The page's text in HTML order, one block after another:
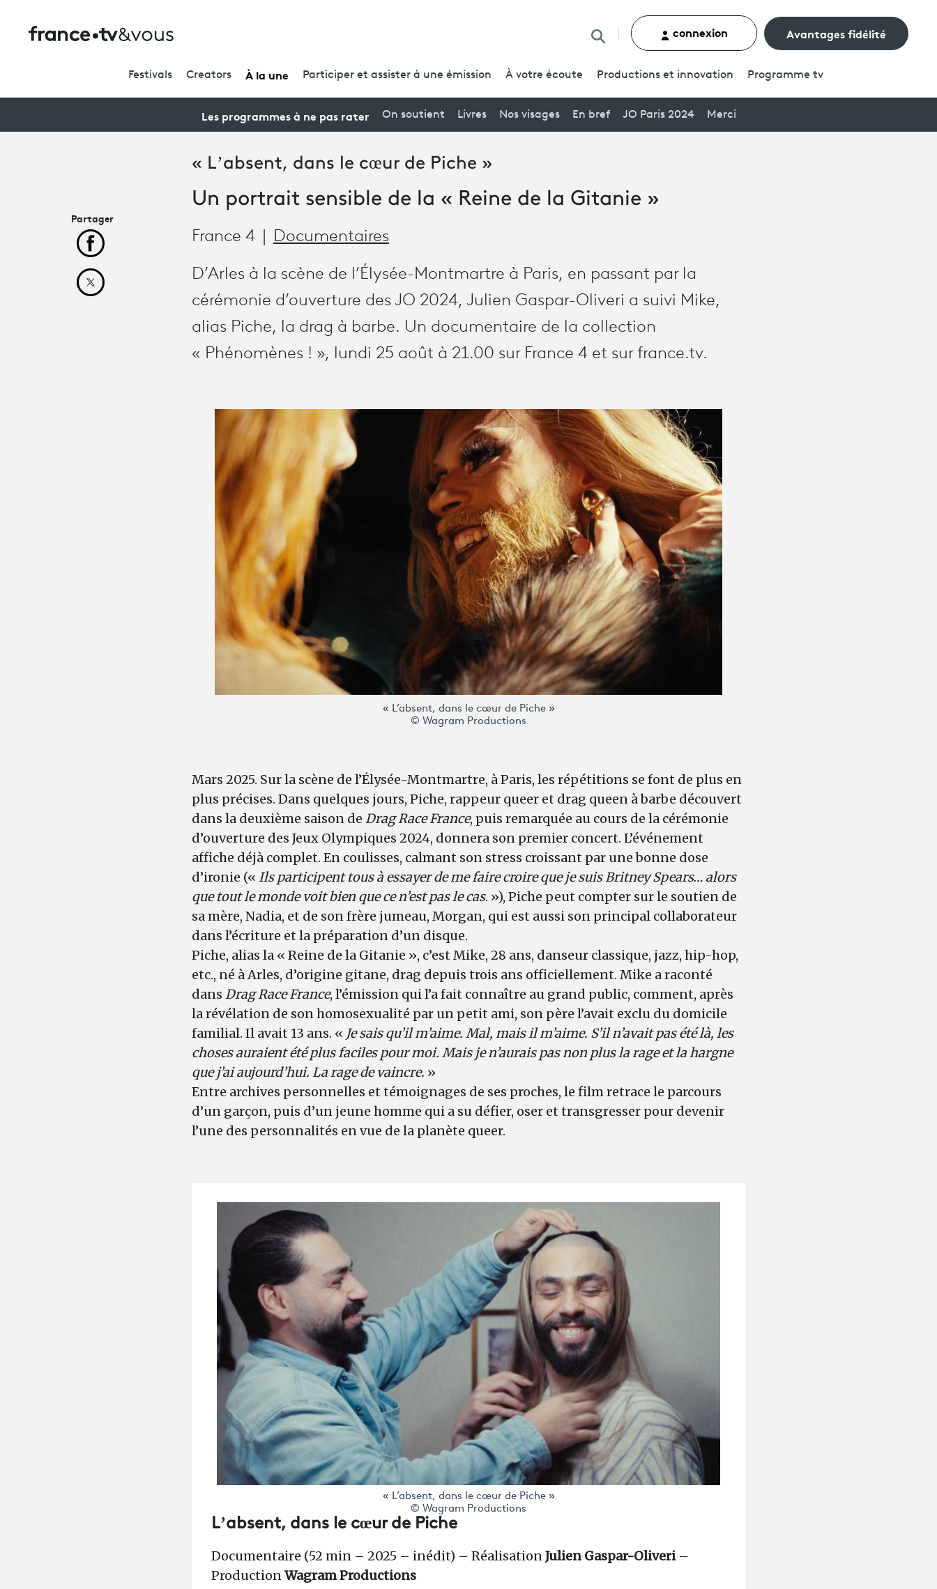
Rechercher un contenu
connexion Avantages fidélité
Festivals Creators À la une Participer et assister à une émission À votre écoute Productions et innovation Programme tv
Les programmes à ne pas rater On soutient Livres Nos visages En bref JO Paris 2024 Merci
« L’absent, dans le cœur de Piche »
Un portrait sensible de la « Reine de la Gitanie »
France 4 Documentaires
D’Arles à la scène de l’Élysée-Montmartre à Paris, en passant par la
cérémonie d’ouverture des JO 2024, Julien Gaspar-Oliveri a suivi Mike,
alias Piche, la drag à barbe. Un documentaire de la collection
« Phénomènes ! », lundi 25 août à 21.00 sur France 4 et sur france.tv.
« L’absent, dans le cœur de Piche »
© Wagram Productions
Mars 2025. Sur la scène de l’Élysée-Montmartre, à Paris, les répétitions se font de plus en
plus précises. Dans quelques jours, Piche, rappeur queer et drag queen à barbe découvert
dans la deuxième saison de Drag Race France, puis remarquée au cours de la cérémonie
d’ouverture des Jeux Olympiques 2024, donnera son premier concert. L’événement
affiche déjà complet. En coulisses, calmant son stress croissant par une bonne dose
d’ironie (« Ils participent tous à essayer de me faire croire que je suis Britney Spears… alors
que tout le monde voit bien que ce n’est pas le cas. »), Piche peut compter sur le soutien de
sa mère, Nadia, et de son frère jumeau, Morgan, qui est aussi son principal collaborateur
dans l’écriture et la préparation d’un disque.
Piche, alias la « Reine de la Gitanie », c’est Mike, 28 ans, danseur classique, jazz, hip-hop,
etc., né à Arles, d’origine gitane, drag depuis trois ans officiellement. Mike a raconté
dans Drag Race France, l’émission qui l’a fait connaître au grand public, comment, après
la révélation de son homosexualité par un petit ami, son père l’avait exclu du domicile
familial. Il avait 13 ans. « Je sais qu’il m’aime. Mal, mais il m’aime. S’il n’avait pas été là, les
choses auraient été plus faciles pour moi. Mais je n’aurais pas non plus la rage et la hargne
que j’ai aujourd’hui. La rage de vaincre. »
Entre archives personnelles et témoignages de ses proches, le film retrace le parcours
d’un garçon, puis d’un jeune homme qui a su défier, oser et transgresser pour devenir
l’une des personnalités en vue de la planète queer.
« L’absent, dans le cœur de Piche »
© Wagram Productions
L’absent, dans le cœur de Piche
Documentaire (52 min – 2025 – inédit) – RéalisationJulien Gaspar-Oliveri–
ProductionWagram Productions
Partager
Partager cet article sur Facebook
Partager cet article sur X